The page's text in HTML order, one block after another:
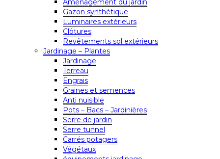
Aménagement du jardin
Gazon synthétique
Luminaires extérieurs
Clôtures
Revêtements sol extérieurs
Jardinage – Plantes
Jardinage
Terreau
Engrais
Graines et semences
Anti nuisible
Pots – Bacs – Jardinières
Serre de jardin
Serre tunnel
Carrés potagers
Végétaux